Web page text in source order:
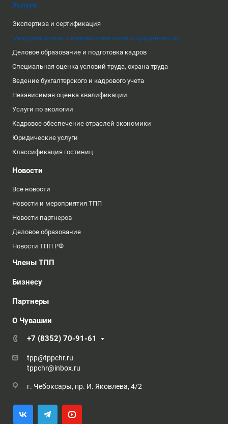
Услуги
Экспертиза и сертификация
Международное и межрегиональное сотрудничество
Деловое образование и подготовка кадров
Специальная оценка условий труда, охрана труда
Ведение бухгалтерского и кадрового учета
Независимая оценка квалификации
Услуги по экологии
Кадровое обеспечение отраслей экономики
Юридические услуги
Классификация гостиниц
Новости
Все новости
Новости и мероприятия ТПП
Новости партнеров
Деловое образование
Новости ТПП РФ
Члены ТПП
Бизнесу
Партнеры
О Чувашии
+7 (8352) 70-91-61
tpp@tppchr.ru
tppchr@inbox.ru
г. Чебоксары, пр. И. Яковлева, 4/2